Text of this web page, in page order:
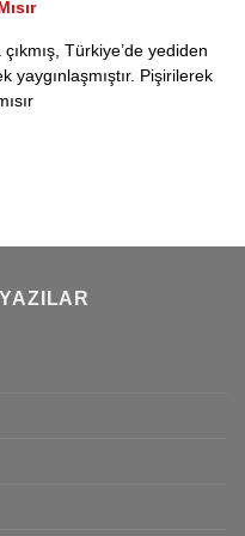
Türkiye’de yediden
yaygınlaşmıştır. Pişirilerek